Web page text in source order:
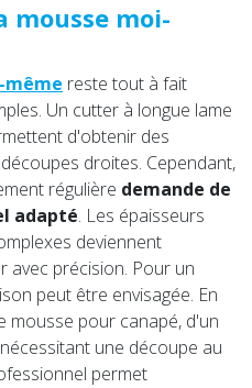
mousse moi-
même reste tout à fait
Un cutter à longue lame
d'obtenir des
droites. Cependant,
régulière demande de
adapté. Les épaisseurs
deviennent
avec précision. Pour un
peut être envisagée. En
mousse pour canapé, d'un
une découpe au
permet